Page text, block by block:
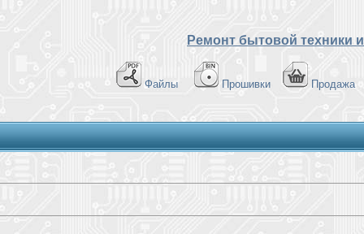
Ремонт бытовой техники
Файлы Прошивки Продажа